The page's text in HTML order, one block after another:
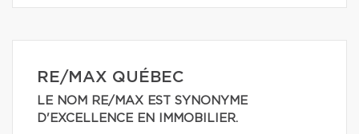
RE/MAX QUÉBEC
LE NOM RE/MAX EST SYNONYME
D'EXCELLENCE EN IMMOBILIER.